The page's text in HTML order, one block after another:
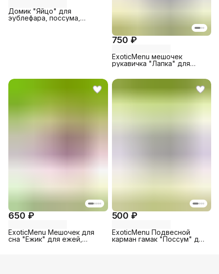
Домик "Яйцо" для
эублефара, поссума,
750 ₽
ExoticMenu мешочек
рукавичка "Лапка" для
вставки
650 ₽
ExoticMenu Мешочек для
сна "Ежик" для ежей,
500 ₽
ExoticMenu Подвесной
карман гамак "Поссум" для